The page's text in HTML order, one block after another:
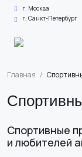
г. Москва
г. Санкт-Петербург
Главная /
Спортивные
и любителей